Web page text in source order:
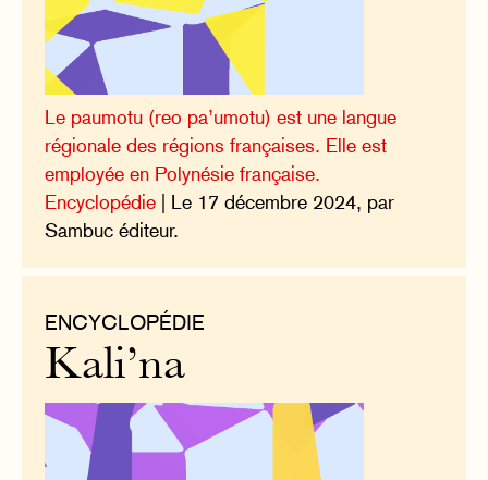
Le paumotu (reo pa’umotu) est une langue
régionale des régions françaises. Elle est
employée en Polynésie française.
Encyclopédie | Le 17 décembre 2024, par
Sambuc éditeur.
ENCYCLOPÉDIE
Kali’na